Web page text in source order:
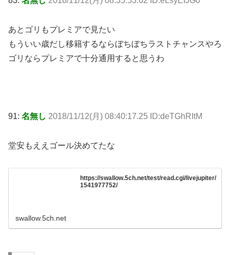
あとゴリもプレミアで見たい
もういい歳だし移籍するならぼちぼちラストチャンスやろ
ゴリならプレミアで十分通用すると思うわ
91: 名無し 2018/11/12(月) 08:40:17.25 ID:deTGhRItM
堂安もええゴール決めてたな
https://swallow.5ch.net/test/read.cgi/livejupiter/
1541977752/
swallow.5ch.net